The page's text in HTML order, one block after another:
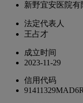
新野宜安医院有
法定代表人
王占才
成立时间
2023-11-29
信用代码